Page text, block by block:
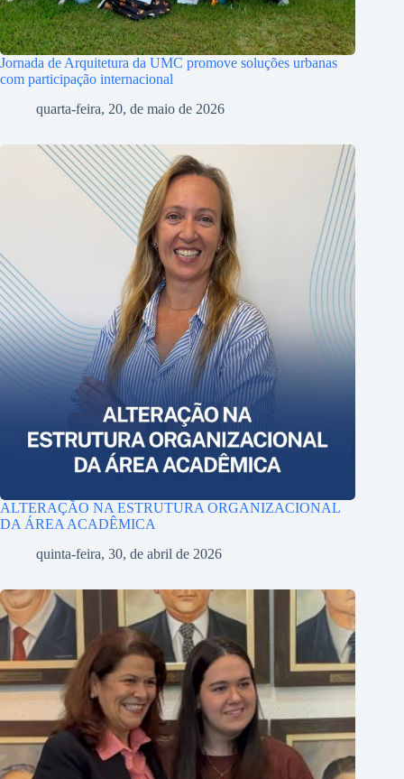
Jornada de Arquitetura da UMC promove soluções urbanas
com participação internacional
quarta-feira, 20, de maio de 2026
ALTERAÇÃO NA ESTRUTURA ORGANIZACIONAL
DA ÁREA ACADÊMICA
quinta-feira, 30, de abril de 2026